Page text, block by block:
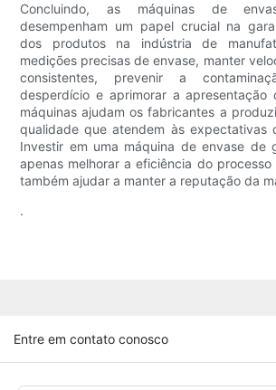
Concluindo, as máquinas de
desempenham um papel crucial na
dos produtos na indústria de
medições precisas de envase, manter
consistentes, prevenir a
desperdício e aprimorar a apresentação
máquinas ajudam os fabricantes a
qualidade que atendem às expectativas
Investir em uma máquina de envase de
apenas melhorar a eficiência do
também ajudar a manter a reputação da
.
Entre em contato conosco